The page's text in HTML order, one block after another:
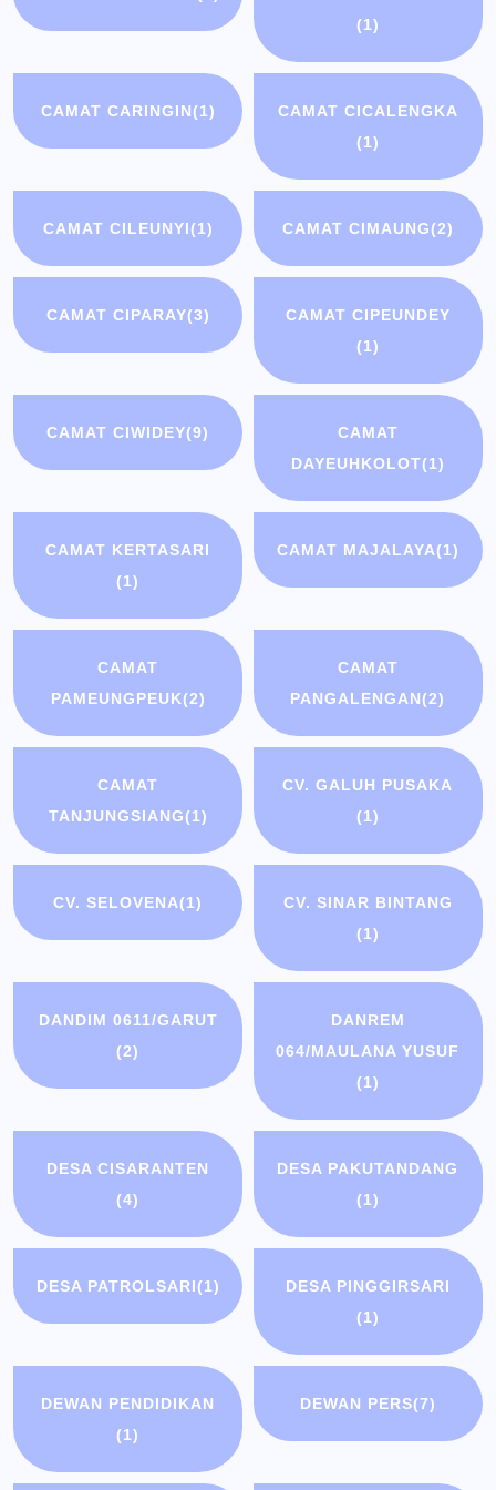
(1)
CAMAT CARINGIN(1)
CAMAT CICALENGKA
(1)
CAMAT CILEUNYI(1) CAMAT CIMAUNG(2)
CAMAT CIPARAY(3)
CAMAT CIPEUNDEY
(1)
CAMAT CIWIDEY(9)
CAMAT
DAYEUHKOLOT(1)
CAMAT KERTASARI
(1)
CAMAT MAJALAYA(1)
CAMAT
PAMEUNGPEUK(2)
CAMAT
PANGALENGAN(2)
CAMAT
TANJUNGSIANG(1)
CV. GALUH PUSAKA
(1)
CV. SELOVENA(1)
CV. SINAR BINTANG
(1)
DANDIM 0611/GARUT
(2)
DANREM
064/MAULANA YUSUF
(1)
DESA CISARANTEN
(4)
DESA PAKUTANDANG
(1)
DESA PATROLSARI(1)
DESA PINGGIRSARI
(1)
DEWAN PENDIDIKAN
(1)
DEWAN PERS(7)